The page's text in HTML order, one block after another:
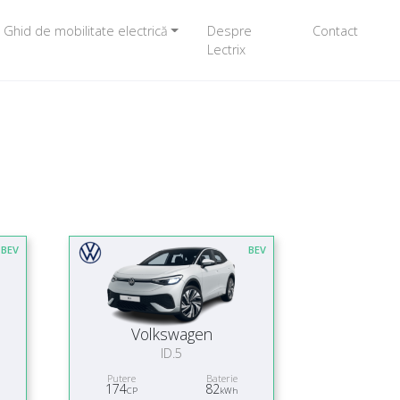
Ghid de mobilitate electrică
Despre
Lectrix
Contact
BEV BEV
Volkswagen
ID.5
Putere
174CP
Baterie
82kWh